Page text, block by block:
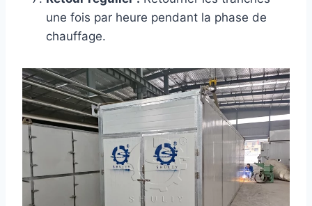
une fois par heure pendant la phase de
chauffage.